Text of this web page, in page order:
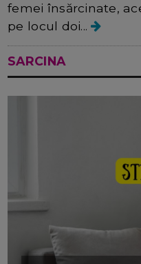
femei însărcinate,
pe locul doi...
SARCINA